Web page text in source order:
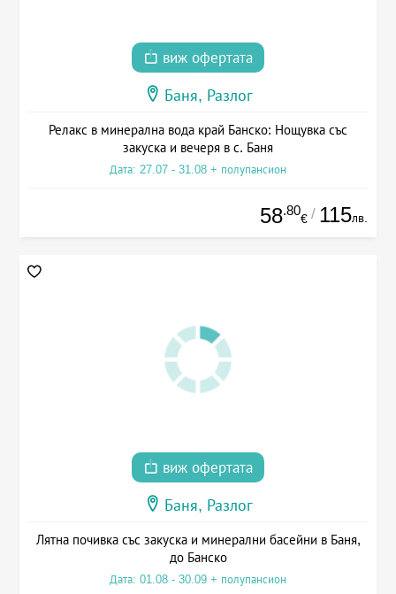
виж офертата
Баня, Разлог
Релакс в минерална вода край Банско: Нощувка със
закуска и вечеря в с. Баня
Дата: 27.07 - 31.08 + полупансион
58.80
€ / 115лв.
виж офертата
Баня, Разлог
Лятна почивка със закуска и минерални басейни в Баня,
до Банско
Дата: 01.08 - 30.09 + полупансион